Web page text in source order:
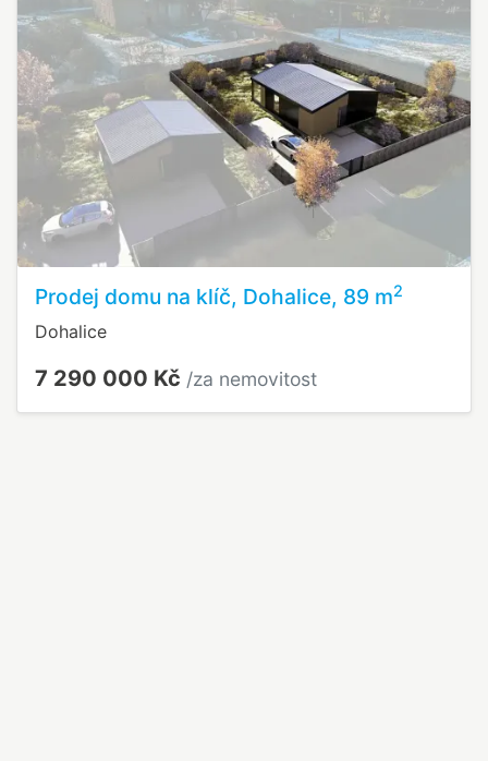
Prodej domu na klíč, Dohalice, 89 m2
Dohalice
7 290 000 Kč /za nemovitost